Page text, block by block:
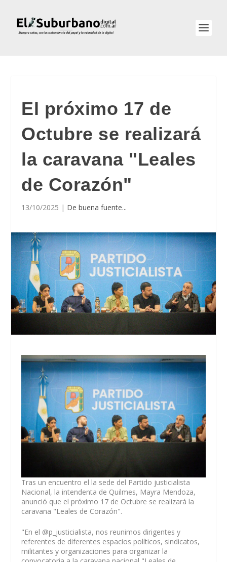
El próximo 17 de
Octubre se realizará
la caravana "Leales
de Corazón"
13/10/2025 | De buena fuente...
Tras un encuentro el la sede del Partido justicialista
Nacional, la intendenta de Quilmes, Mayra Mendoza,
anunció que el próximo 17 de Octubre se realizará la
caravana "Leales de Corazón".
"En el @p_justicialista, nos reunimos dirigentes y
referentes de diferentes espacios políticos, sindicatos,
militantes y organizaciones para organizar la